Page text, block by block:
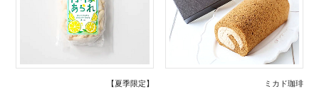
【夏季限定】
ミカド珈琲